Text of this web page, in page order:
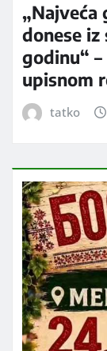
„Najveća
donese
godinu“
upisnom
tatko